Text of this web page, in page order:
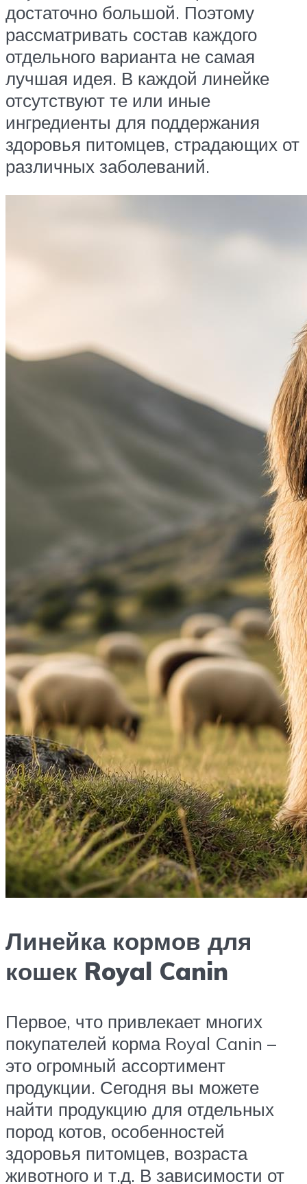
достаточно большой. Поэтому
рассматривать состав каждого
отдельного варианта не самая
лучшая идея. В каждой линейке
отсутствуют те или иные
ингредиенты для поддержания
здоровья питомцев, страдающих от
различных заболеваний.
Линейка кормов для
кошек Royal Canin
Первое, что привлекает многих
покупателей корма Royal Canin –
это огромный ассортимент
продукции. Сегодня вы можете
найти продукцию для отдельных
пород котов, особенностей
здоровья питомцев, возраста
животного и т.д. В зависимости от